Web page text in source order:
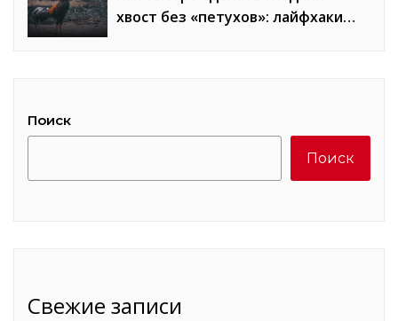
хвост без «петухов»: лайфхаки
Поиск
Поиск
Свежие записи